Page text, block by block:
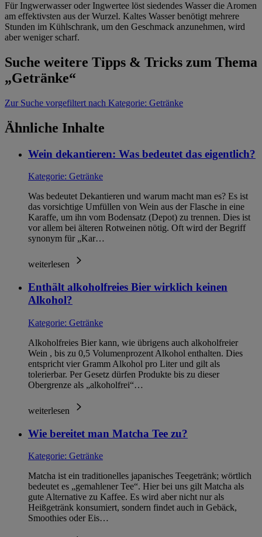
Für Ingwerwasser oder Ingwertee löst siedendes Wasser die Aromen
am effektivsten aus der Wurzel. Kaltes Wasser benötigt mehrere
Stunden im Kühlschrank, um den Geschmack anzunehmen, wird
aber weniger scharf.
Suche weitere Tipps & Tricks zum Thema
„Getränke“
Zur Suche vorgefiltert nach Kategorie: Getränke
Ähnliche Inhalte
Wein dekantieren: Was bedeutet das eigentlich?
Kategorie: Getränke
Was bedeutet Dekantieren und warum macht man es? Es ist
das vorsichtige Umfüllen von Wein aus der Flasche in eine
Karaffe, um ihn vom Bodensatz (Depot) zu trennen. Dies ist
vor allem bei älteren Rotweinen nötig. Oft wird der Begriff
synonym für „Kar…
weiterlesen
Enthält alkoholfreies Bier wirklich keinen
Alkohol?
Kategorie: Getränke
Alkoholfreies Bier kann, wie übrigens auch alkoholfreier
Wein , bis zu 0,5 Volumenprozent Alkohol enthalten. Dies
entspricht vier Gramm Alkohol pro Liter und gilt als
tolerierbar. Per Gesetz dürfen Produkte bis zu dieser
Obergrenze als „alkoholfrei“…
weiterlesen
Wie bereitet man Matcha Tee zu?
Kategorie: Getränke
Matcha ist ein traditionelles japanisches Teegetränk; wörtlich
bedeutet es „gemahlener Tee“. Hier bei uns gilt Matcha als
gute Alternative zu Kaffee. Es wird aber nicht nur als
Heißgetränk konsumiert, sondern findet auch in Gebäck,
Smoothies oder Eis…